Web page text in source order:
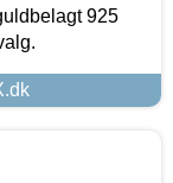
925